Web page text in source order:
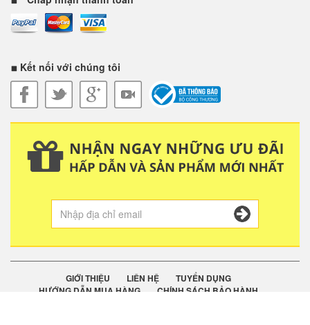
Kết nối với chúng tôi
GIỚI THIỆU LIÊN HỆ
TUYỂN DỤNG
HƯỚNG DẪN MUA HÀNG
CHÍNH SÁCH BẢO HÀNH